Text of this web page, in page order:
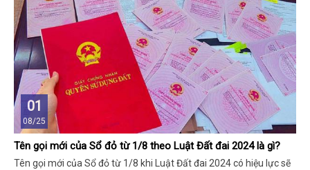
01
08/25
Tên gọi mới của Sổ đỏ từ 1/8 theo Luật Đất đai 2024 là gì?
Tên gọi mới của Sổ đỏ từ 1/8 khi Luật Đất đai 2024 có hiệu lực sẽ